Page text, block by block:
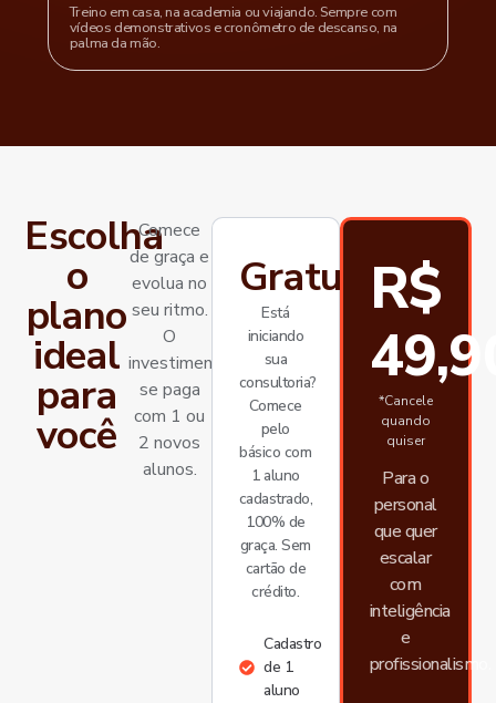
Treino em casa, na academia ou viajando. Sempre com
vídeos demonstrativos e cronômetro de descanso, na
palma da mão.
Escolha
o
plano
ideal
para
você
Comece
de graça e
evolua no
seu ritmo.
O
investimento
se paga
com 1 ou
2 novos
alunos.
Gratuito
Está
iniciando
sua
consultoria?
Comece
pelo
básico com
1 aluno
cadastrado,
100% de
graça. Sem
cartão de
crédito.
Cadastro
de 1
aluno
R$
*Cancele
quando
quiser
Para o
personal
que quer
escalar
com
inteligência
e
profissionalismo.